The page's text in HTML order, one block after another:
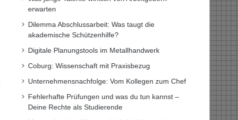
erwarten
Dilemma Abschlussarbeit: Was taugt die
akademische Schützenhilfe?
Digitale Planungstools im Metallhandwerk
Coburg: Wissenschaft mit Praxisbezug
Unternehmensnachfolge: Vom Kollegen zum Chef
Fehlerhafte Prüfungen und was du tun kannst –
Deine Rechte als Studierende